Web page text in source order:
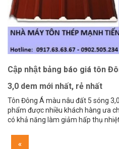
Cập nhật bảng báo giá tôn
3,0 dem mới nhất, rẻ nhất
Tôn Đông Á màu nâu đất 5 sóng
phẩm được nhiều khách hàng ưa
có khả năng làm giảm hấp thụ
«